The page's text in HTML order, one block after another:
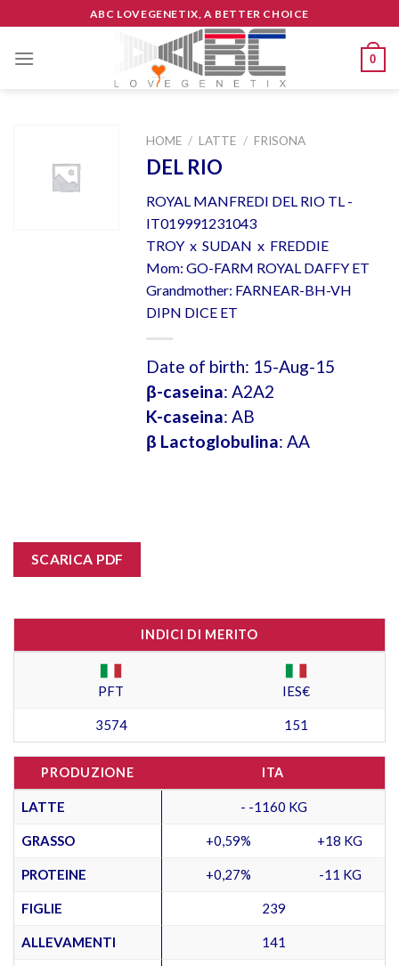
to
content
ABC LOVEGENETIX, A BETTER CHOICE
0
HOME / LATTE / FRISONA
DEL RIO
ROYAL MANFREDI DEL RIO TL -
IT019991231043
TROY x SUDAN x FREDDIE
Mom: GO-FARM ROYAL DAFFY ET
Grandmother: FARNEAR-BH-VH
DIPN DICE ET
Date of birth: 15-Aug-15
β-caseina: A2A2
K-caseina: AB
β Lactoglobulina: AA
SCARICA PDF
INDICI DI MERITO
PFT IES€
3574 151
PRODUZIONE ITA
LATTE - -1160 KG
GRASSO +0,59% +18 KG
PROTEINE +0,27% -11 KG
FIGLIE 239
ALLEVAMENTI 141